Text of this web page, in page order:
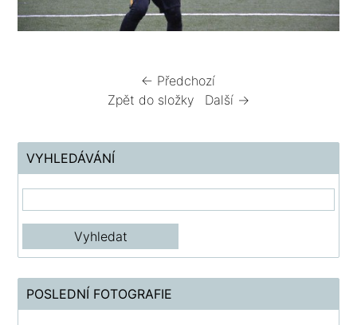
← Předchozí
Zpět do složky
Další →
VYHLEDÁVÁNÍ
POSLEDNÍ FOTOGRAFIE